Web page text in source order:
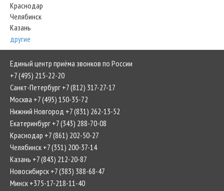
Краснодар
Челябинск
Казань
другие
Единый центр приёма звонков по России
+7 (495) 215-22-20
Санкт-Петербург +7 (812) 317-27-17
Москва +7 (495) 150-35-72
Нижний Новгород +7 (831) 262-13-52
Екатеринбург +7 (343) 288-70-08
Краснодар +7 (861) 202-50-27
Челябинск +7 (351) 200-37-14
Казань +7 (843) 212-20-87
Новосибирск +7 (383) 388-68-47
Минск +375-17-218-11-40